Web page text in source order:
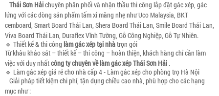
Thái Sơn Hảichuyên phân phối và nhận thầu thi công lắp đặt gác xép, gác
lửng với các dòng sản phẩm tấm xi măng nhẹ như Uco Malaysia, BKT
cemboard, Smart Board Thái Lan, Shera Board Thái Lan, Smile Board Thái Lan,
Viva Board Thái Lan, Duraflex Vĩnh Tường, Gỗ Công Nghiệp, Gỗ Tự Nhiên.
🔹 Thiết kế & thi công làm gác xép tại nhàtrọn gói
Từ khâu khảo sát – thiết kế – thi công – hoàn thiện, khách hàng chỉ cần làm
việc với duy nhấtcông ty chuyên về làm gác xépThái Sơn Hải .
🔹 Làm gác xép giá rẻ cho nhà cấp 4 - Làm gác xép cho phòng trọ Hà Nội
Giải pháp tiết kiệm chi phí, tận dụng chiều cao nhà, phù hợp cho các hạng
mục như :